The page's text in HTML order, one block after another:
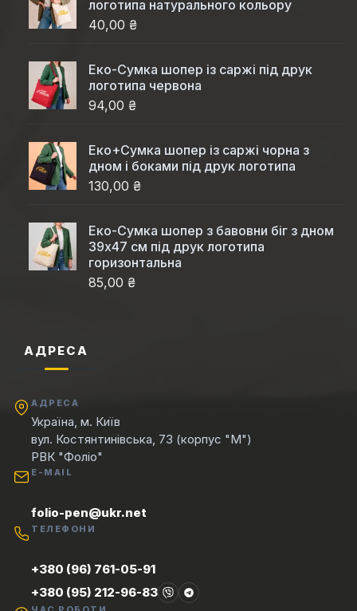
логотипа натурального кольору
40,00 ₴
Еко-Cумка шопер із саржі під друк
логотипа червона
94,00 ₴
Еко+Сумка шопер із саржі чорна з
дном і боками під друк логотипа
130,00 ₴
Еко-Сумка шопер з бавовни біг з дном
39x47 см під друк логотипа
горизонтальна
85,00 ₴
АДРЕСА
АДРЕСА
Україна, м. Київ
вул. Костянтинівська, 73 (корпус "М")
РВК "Фоліо"
E-MAIL
folio-pen@ukr.net
ТЕЛЕФОНИ
+380 (96) 761-05-91
+380 (95) 212-96-83